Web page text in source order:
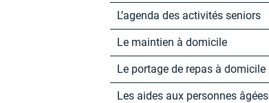
L’agenda des activités seniors
Le maintien à domicile
Le portage de repas à domicile
Les aides aux personnes âgées